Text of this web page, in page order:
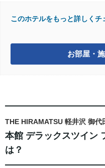
このホテルをもっと詳しくチ
お部屋・
THE HIRAMATSU 軽井沢 御代
本館 デラックスツイン
は？